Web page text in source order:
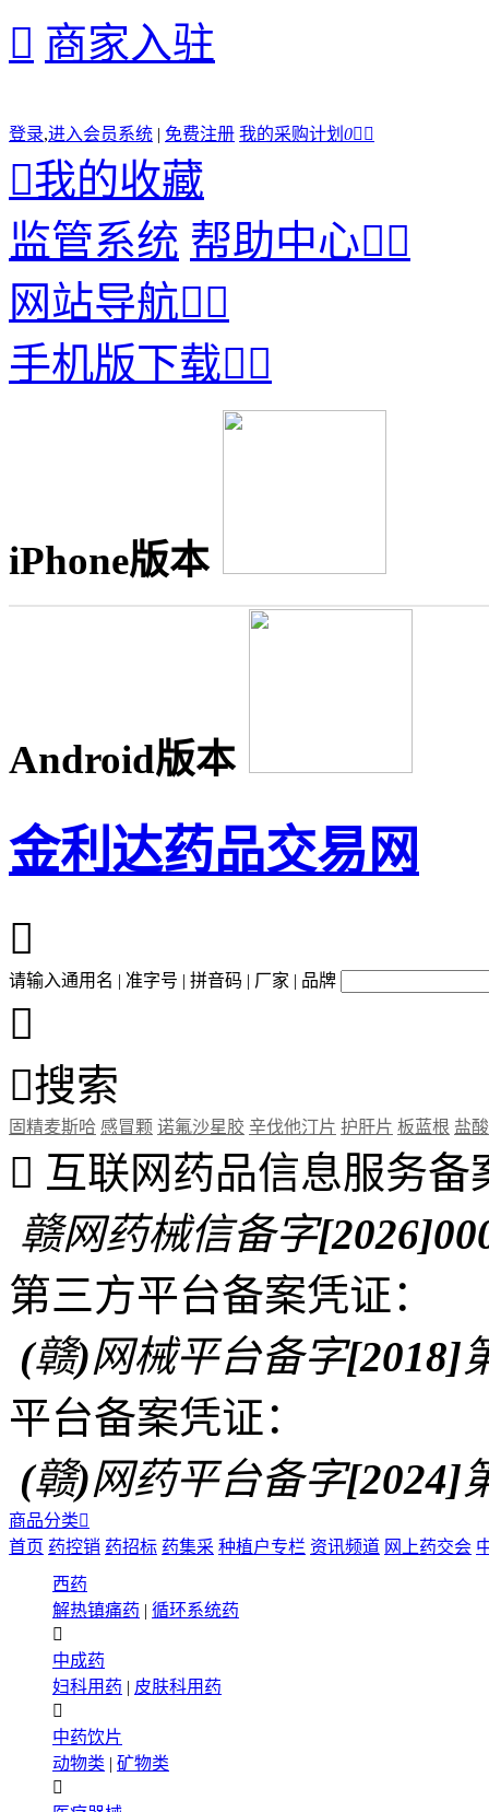
 商家入驻
登录,进入会员系统 | 免费注册 我的采购计划 0 
我的收藏
监管系统 帮助中心
网站导航
手机版下载
iPhone版本
Android版本
金利达药品交易网

请输入通用名 | 准字号 | 拼音码 | 厂家 | 品牌

搜索
固精麦斯哈 感冒颗 诺氟沙星胶 辛伐他汀片 护肝片 板蓝根 盐
 互联网药品信息服务备
赣网药械信备字
第三方平台备案凭证：
(赣)网械平台备字[2018]
平台备案凭证：
(赣)网药平台备字[2024]
商品分类
首页 药控销 药招标 药集采 种植户专栏 资讯频道 网上药交会
西药
解热镇痛药 | 循环系统药

中成药
妇科用药 | 皮肤科用药

中药饮片
动物类 | 矿物类
